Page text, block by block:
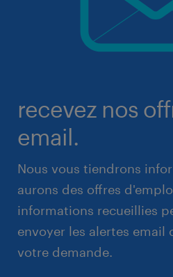
recevez nos
email.
Nous vous tiendrons
aurons des offres
informations recueillies
envoyer les alertes email
votre demande.